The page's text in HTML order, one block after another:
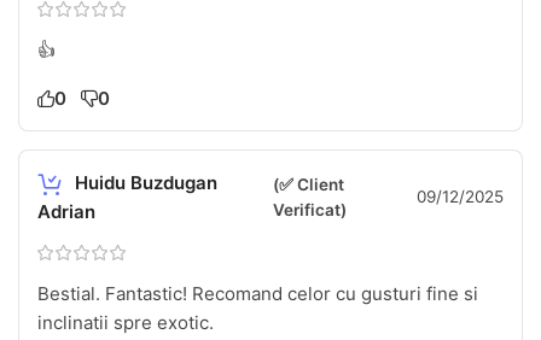
👍
0 0
Huidu Buzdugan
Adrian
(✅ Client
Verificat)
09/12/2025
Bestial. Fantastic! Recomand celor cu gusturi fine si
inclinatii spre exotic.